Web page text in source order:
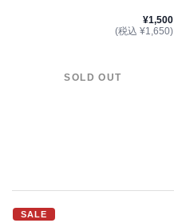
¥1,500
(税込 ¥1,650)
SOLD OUT
SALE